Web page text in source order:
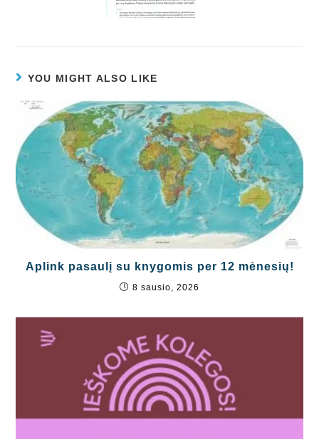
YOU MIGHT ALSO LIKE
Aplink pasaulį su knygomis per 12 mėnesių!
8 sausio, 2026